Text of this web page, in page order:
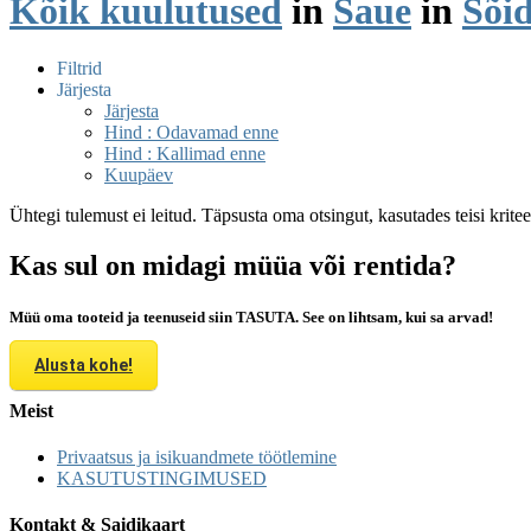
Kõik kuulutused in Saue in
Filtrid
Järjesta
Järjesta
Hind : Odavamad enne
Hind : Kallimad enne
Kuupäev
Ühtegi tulemust ei leitud. Täpsusta oma otsingut, kasutades teisi
Kas sul on midagi müüa või rentida?
Müü oma tooteid ja teenuseid siin TASUTA. See on lihtsam, kui sa arvad!
Alusta kohe!
Meist
Privaatsus ja isikuandmete töötlemine
KASUTUSTINGIMUSED
Kontakt & Saidikaart